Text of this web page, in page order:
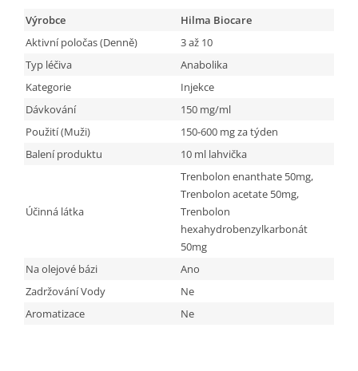
Výrobce
Hilma Biocare
Aktivní poločas (Denně)
3 až 10
Typ léčiva
Anabolika
Kategorie
Injekce
Dávkování
150 mg/ml
Použití (Muži)
150-600 mg za týden
Balení produktu
10 ml lahvička
Účinná látka
Trenbolon enanthate 50mg,
Trenbolon acetate 50mg,
Trenbolon
hexahydrobenzylkarbonát
50mg
Na olejové bázi
Ano
Zadržování Vody
Ne
Aromatizace
Ne